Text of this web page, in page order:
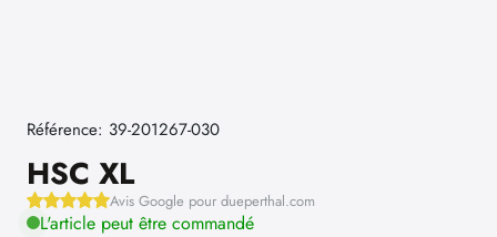
Référence: 39-201267-030
HSC XL
Avis Google pour dueperthal.com
L'article peut être commandé